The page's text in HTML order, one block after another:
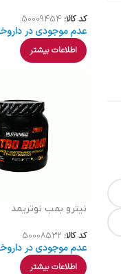
کد کالا:50009454
عدم موجودی در
اطلاعات بیشتر
نیترو بمب نوتریمد
کد کالا:50008532
عدم موجودی در
اطلاعات بیشتر